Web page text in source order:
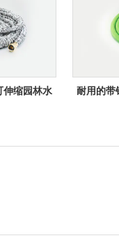
缩园林水
耐用的带